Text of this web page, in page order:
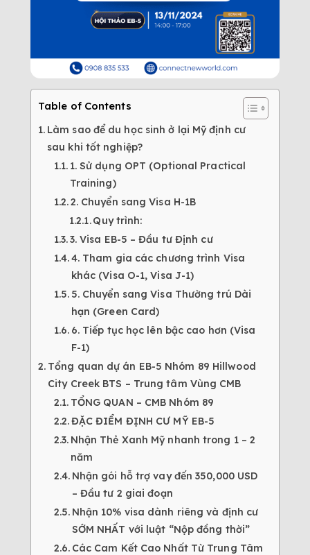
Table of Contents
Làm sao để du học sinh ở lại Mỹ định cư
sau khi tốt nghiệp?
1. Sử dụng OPT (Optional Practical
Training)
2. Chuyển sang Visa H-1B
Quy trình:
3. Visa EB-5 – Đầu tư Định cư
4. Tham gia các chương trình Visa
khác (Visa O-1, Visa J-1)
5. Chuyển sang Visa Thường trú Dài
hạn (Green Card)
6. Tiếp tục học lên bậc cao hơn (Visa
F-1)
Tổng quan dự án EB-5 Nhóm 89 Hillwood
City Creek BTS – Trung tâm Vùng CMB
TỔNG QUAN – CMB Nhóm 89
ĐẶC ĐIỂM ĐỊNH CƯ MỸ EB-5
Nhận Thẻ Xanh Mỹ nhanh trong 1 – 2
năm
Nhận gói hỗ trợ vay đến 350,000 USD
– Đầu tư 2 giai đoạn
Nhận 10% visa dành riêng và định cư
SỚM NHẤT với luật “Nộp đồng thời”
Các Cam Kết Cao Nhất Từ Trung Tâm